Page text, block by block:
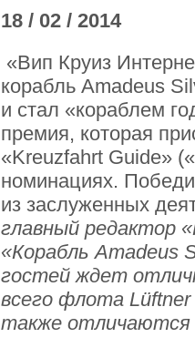
18 / 02 / 2014
«Вип Круиз
корабль Amadeus
и стал «кораблем
премия, которая
«Kreuzfahrt Guide»
номинациях.
из заслуженных
главный редактор «
«КорабльAmadeus
гостей ждет
всего флота Lüftner
также отличаются